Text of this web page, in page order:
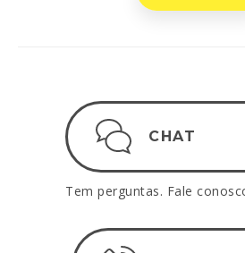
CHAT
Tem perguntas. Fale